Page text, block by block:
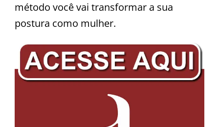
método você vai transformar a sua
postura como mulher.